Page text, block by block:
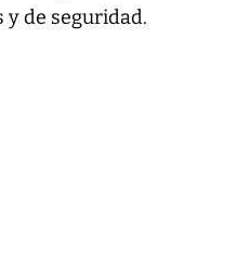
de seguridad.